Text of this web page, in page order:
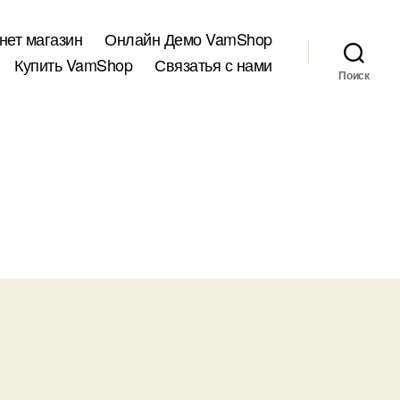
магазин
Онлайн Демо VamShop
Купить VamShop
Связатья с нами Поиск